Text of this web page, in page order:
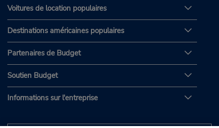
Voitures de location populaires
Destinations américaines populaires
Partenaires de Budget
Soutien Budget
Informations sur l'entreprise